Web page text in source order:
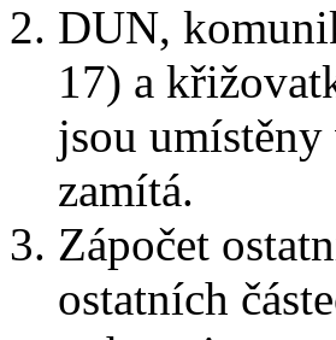
DUN,
17) a
jsou
zamítá.
Zápočet
ostatních